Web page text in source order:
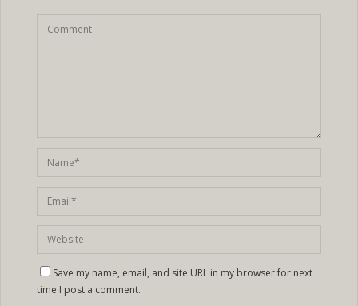
Save my name, email, and site URL in my browser for next
time I post a comment.